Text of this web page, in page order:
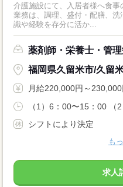
介護施設にて、入居者様へ食
業務は、調理、盛付・配膳、
識や経験を存分に活か...
薬剤師・栄養士・管
福岡県久留米市/久留
月給220,000円～230,000
（1）6：00〜15：00 （
シフトにより決定
も
求人